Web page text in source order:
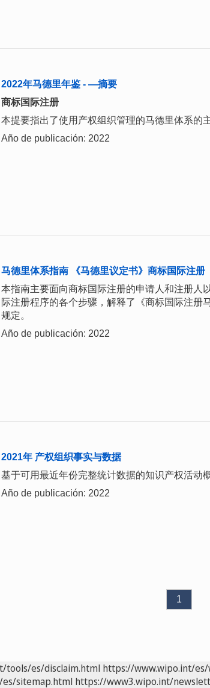
2022年马德里年鉴 - —摘要
商标国际注册
本提要指出了使用产权组织管理的马德里体系的
Año de publicación: 2022
马德里体系指南 《马德里议定书》商标国际注册
本指南主要面向商标国际注册的申请人和注册人
际注册程序的各个步骤，解释了《商标国际注册
规定。
Año de publicación: 2022
2021年 产权组织事实与数据
基于可用最近年份完整统计数据的知识产权活动概
Año de publicación: 2022
1
tools/es/disclaim.html https://www.wipo.int/
sitemap.html https://www3.wipo.int/